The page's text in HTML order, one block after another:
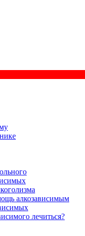
алкозависимым
лечиться?